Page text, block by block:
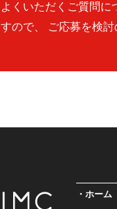
くいただくご質問
ので、 ご応募を検
ホーム